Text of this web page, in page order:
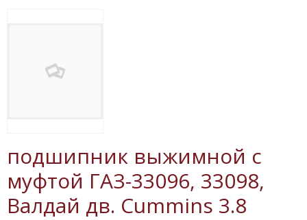
подшипник выжимной с
муфтой ГАЗ-33096, 33098,
Валдай дв. Cummins 3.8